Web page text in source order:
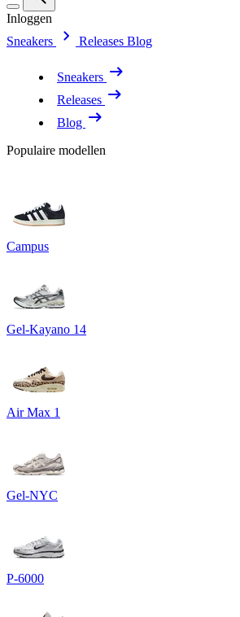
Inloggen
Sneakers
Releases Blog
Sneakers
Releases
Blog
Populaire modellen
Campus
Gel-Kayano 14
Air Max 1
Gel-NYC
P-6000